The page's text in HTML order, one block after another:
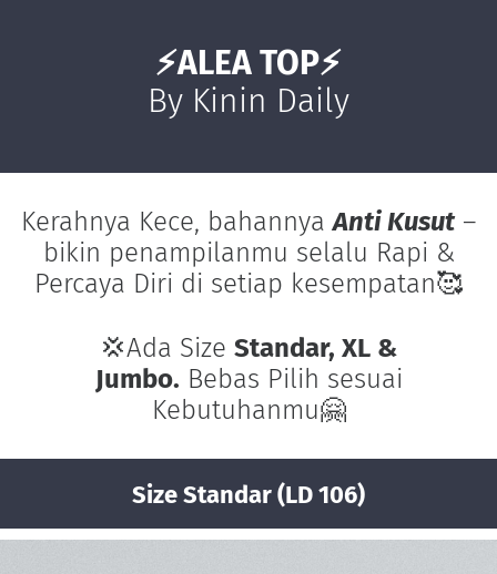
⚡ALEA TOP⚡
By Kinin Daily
Kerahnya Kece, bahannyaAnti Kusut–
bikin penampilanmu selalu Rapi &
Percaya Diri di setiap kesempatan🥰
💢Ada Size Standar, XL &
Jumbo. Bebas Pilih sesuai
Kebutuhanmu🤗
Size Standar (LD 106)